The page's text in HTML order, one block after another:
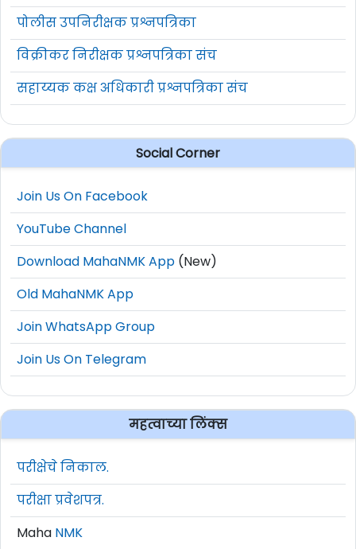
पोलीस उपनिरीक्षक प्रश्नपत्रिका
विक्रीकर निरीक्षक प्रश्नपत्रिका संच
सहाय्यक कक्ष अधिकारी प्रश्नपत्रिका संच
Social Corner
Join Us On Facebook
YouTube Channel
Download MahaNMK App (New)
Old MahaNMK App
Join WhatsApp Group
Join Us On Telegram
महत्वाच्या लिंक्स
परीक्षेचे निकाल.
परीक्षा प्रवेशपत्र.
Maha NMK